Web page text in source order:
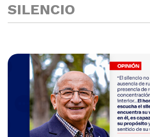
SILENCIO